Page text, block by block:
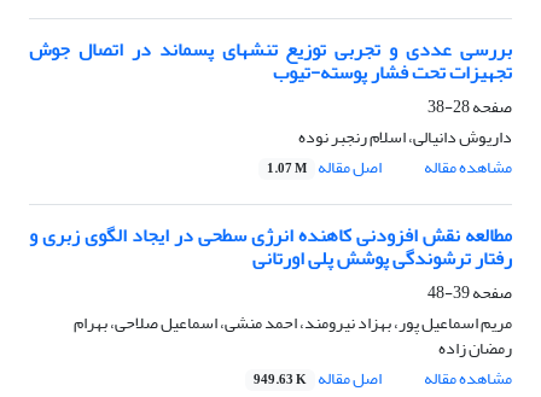
بررسی عددی و تجربی توزیع تنشهای پسماند در اتصال جوش
تجهیزات تحت فشار پوسته-تیوب
صفحه28-38
داریوش دانیالی، اسلام رنجبر نوده
مشاهده مقاله
اصل مقاله 1.07 M
مطالعه نقش افزودنی کاهنده انرژی سطحی در ایجاد الگوی زبری و
رفتار ترشوندگی پوشش پلی اورتانی
صفحه39-48
مریم اسماعیل پور، بهزاد نیرومند، احمد منشی، اسماعیل صلاحی، بهرام
رمضان زاده
مشاهده مقاله
اصل مقاله 949.63 K